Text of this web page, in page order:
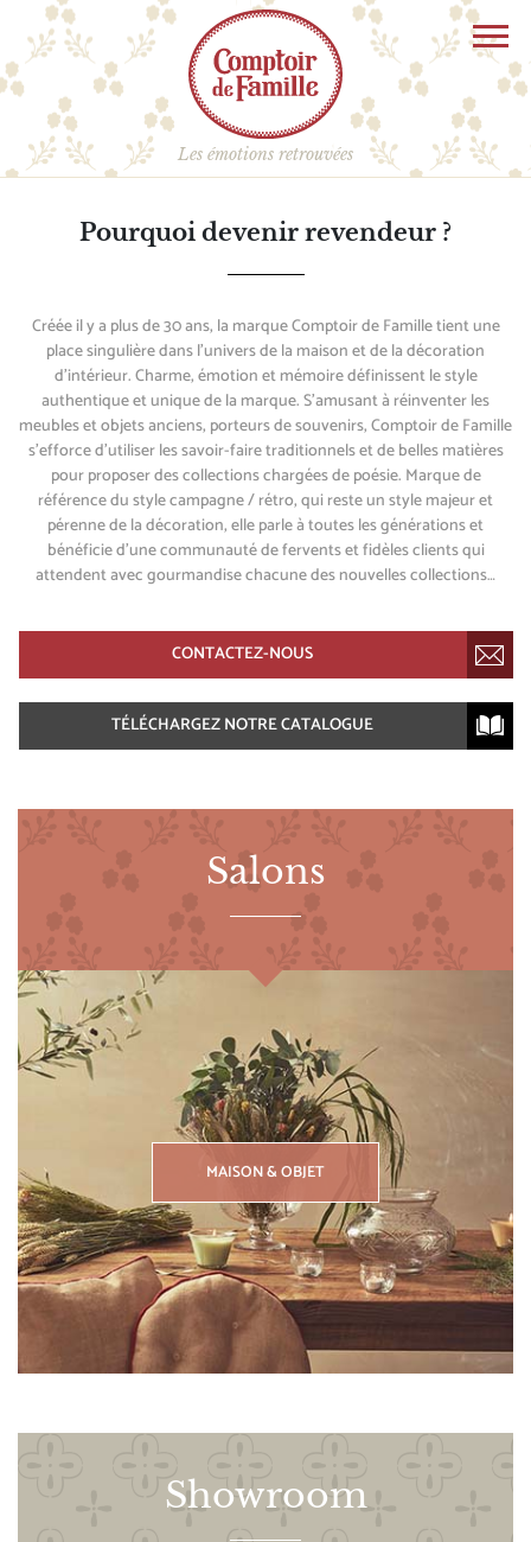
contenu
principal
Les émotions retrouvées
Pourquoi devenir revendeur ?
Créée il y a plus de 30 ans, la marque Comptoir de Famille tient une
place singulière dans l’univers de la maison et de la décoration
d’intérieur. Charme, émotion et mémoire définissent le style
authentique et unique de la marque. S’amusant à réinventer les
meubles et objets anciens, porteurs de souvenirs, Comptoir de Famille
s’efforce d’utiliser les savoir-faire traditionnels et de belles matières
pour proposer des collections chargées de poésie. Marque de
référence du style campagne / rétro, qui reste un style majeur et
pérenne de la décoration, elle parle à toutes les générations et
bénéficie d’une communauté de fervents et fidèles clients qui
attendent avec gourmandise chacune des nouvelles collections…
CONTACTEZ-NOUS
TÉLÉCHARGEZ NOTRE CATALOGUE
Salons
MAISON & OBJET
Showroom
Panneau de gestion des cookies